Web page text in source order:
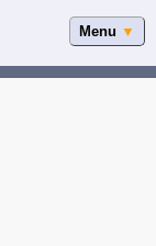
Menu ▼